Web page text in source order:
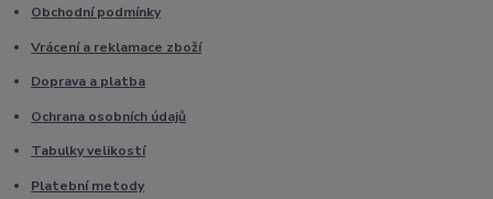
Obchodní podmínky
Vrácení a reklamace zboží
Doprava a platba
Ochrana osobních údajů
Tabulky velikostí
Platební metody